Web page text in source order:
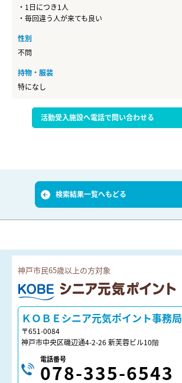
・1日につき1人
・毎回違う人が来ても良い
性別
不問
持物・服装
特になし
活動受入施設へ電話で問い合わせる
検索結果一覧へもどる
神戸市民65歳以上の方対象
ＫＯＢＥシニア元気ポイント
ＫＯＢＥシニア元気ポイント事務局
〒651-0084
神戸市中央区磯辺通4-2-26 新芙蓉ビル10階
電話番号
078-335-6543